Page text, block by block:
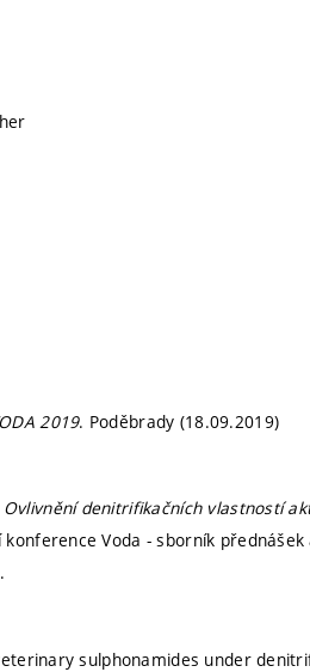
2019. Poděbrady (18.09.2019)
Ovlivnění denitrifikačních vlastností
Voda - sborník
sulphonamides under